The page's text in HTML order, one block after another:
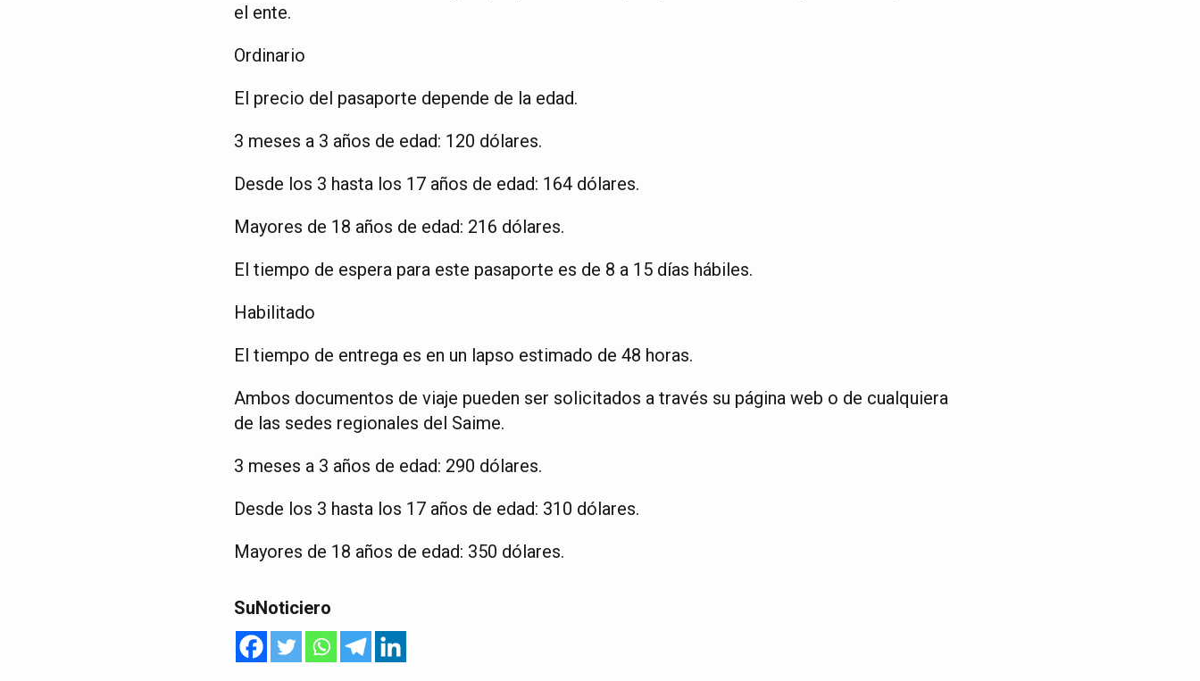
el ente.
Ordinario
El precio del pasaporte depende de la edad.
3 meses a 3 años de edad: 120 dólares.
Desde los 3 hasta los 17 años de edad: 164 dólares.
Mayores de 18 años de edad: 216 dólares.
El tiempo de espera para este pasaporte es de 8 a 15 días hábiles.
Habilitado
El tiempo de entrega es en un lapso estimado de 48 horas.
Ambos documentos de viaje pueden ser solicitados a través su página web o de cualquiera
de las sedes regionales del Saime.
3 meses a 3 años de edad: 290 dólares.
Desde los 3 hasta los 17 años de edad: 310 dólares.
Mayores de 18 años de edad: 350 dólares.
SuNoticiero